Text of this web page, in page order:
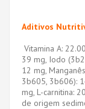
Aditivos
Vitamina A:
39 mg, Iodo
12 mg,
3b605, 3b606):
mg, L-carnitina:
de origem